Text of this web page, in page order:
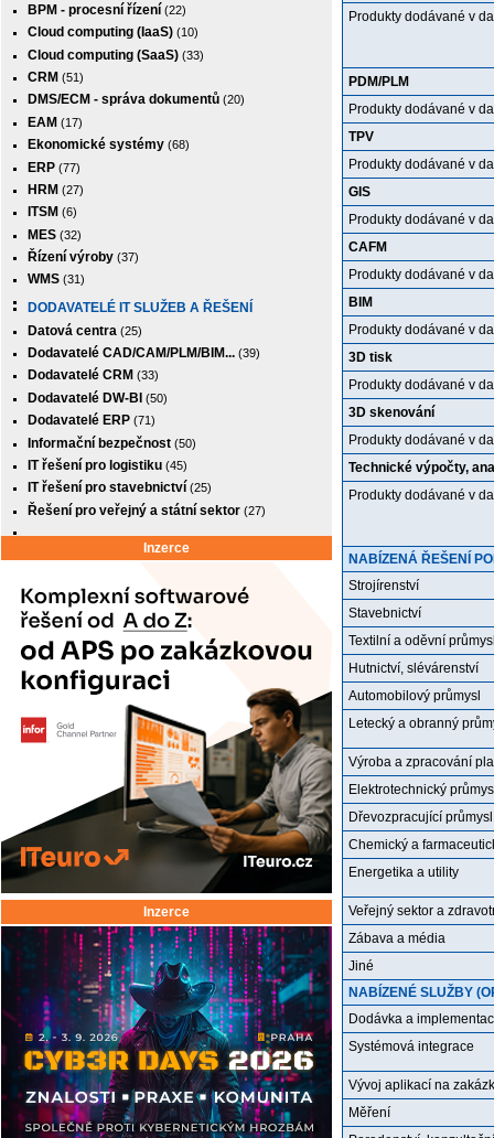
BPM - procesní řízení (22)
Cloud computing (IaaS) (10)
Cloud computing (SaaS) (33)
CRM (51)
DMS/ECM - správa dokumentů (20)
EAM (17)
Ekonomické systémy (68)
ERP (77)
HRM (27)
ITSM (6)
MES (32)
Řízení výroby (37)
WMS (31)
DODAVATELÉ IT SLUŽEB A ŘEŠENÍ
Datová centra (25)
Dodavatelé CAD/CAM/PLM/BIM... (39)
Dodavatelé CRM (33)
Dodavatelé DW-BI (50)
Dodavatelé ERP (71)
Informační bezpečnost (50)
IT řešení pro logistiku (45)
IT řešení pro stavebnictví (25)
Řešení pro veřejný a státní sektor (27)
Inzerce
Inzerce
Produkty dodávané v
PDM/PLM
Produkty dodávané v
TPV
Produkty dodávané v
GIS
Produkty dodávané v
CAFM
Produkty dodávané v
BIM
Produkty dodávané v
3D tisk
Produkty dodávané v
3D skenování
Produkty dodávané v
Technické výpočty,
Produkty dodávané v
NABÍZENÁ ŘEŠENÍ
Strojírenství
Stavebnictví
Textilní a oděvní
Hutnictví, slévárenství
Automobilový průmysl
Letecký a obranný
Výroba a zpracování
Elektrotechnický
Dřevozpracující průmysl
Chemický a
Energetika a utility
Veřejný sektor a
Zábava a média
Jiné
NABÍZENÉ SLUŽBY
Dodávka a
Systémová integrace
Vývoj aplikací na
Měření